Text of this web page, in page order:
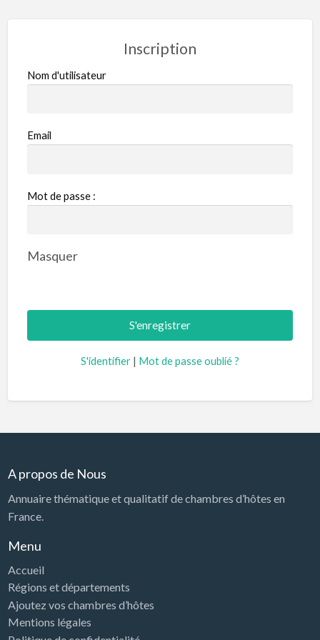
Inscription
Nom d'utilisateur
Email
Mot de passe :
Masquer
S'identifier | Mot de passe oublié ?
A propos de Nous
Annuaire thématique et qualitatif de chambres d’hôtes en
France.
Menu
Accueil
Régions et départements
Ajoutez vos chambres d’hôtes
Mentions légales